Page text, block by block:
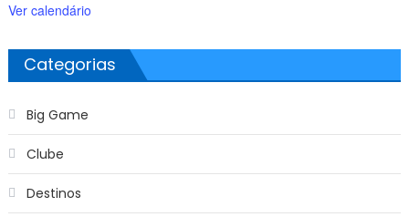
Ver calendário
Categorias
Big Game
Clube
Destinos